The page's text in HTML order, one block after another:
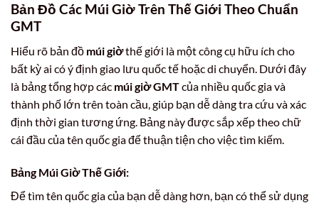
Bản Đồ Các Múi GiờTrên Thế Giới Theo Chuẩn
GMT
Hiểu rõ bản đồ múi giờthế giới là một công cụ hữu ích cho
bất kỳ ai có ý định giao lưu quốc tế hoặc di chuyển. Dưới đây
là bảng tổng hợp các múi giờ GMTcủa nhiều quốc gia và
thành phố lớn trên toàn cầu, giúp bạn dễ dàng tra cứu và xác
định thời gian tương ứng. Bảng này được sắp xếp theo chữ
cái đầu của tên quốc gia để thuận tiện cho việc tìm kiếm.
BảngMúi GiờThế Giới:
Để tìm tên quốc gia của bạn dễ dàng hơn, bạn có thể sử dụng